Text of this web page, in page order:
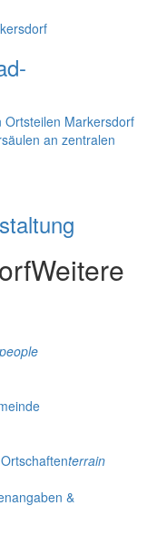
Ortsteilen Markersdorf
an zentralen
Weitere
terrain
&